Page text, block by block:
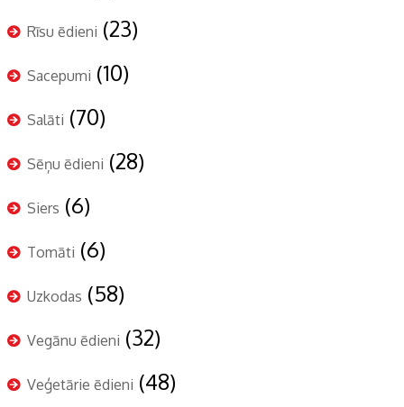
Rīsu ēdieni (23)
Sacepumi (10)
Salāti (70)
Sēņu ēdieni (28)
Siers (6)
Tomāti (6)
Uzkodas (58)
Vegānu ēdieni (32)
Veģetārie ēdieni (48)